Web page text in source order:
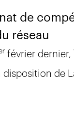
de
réseau
février dernier,
disposition de